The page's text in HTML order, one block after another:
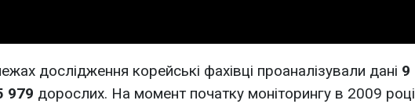
дослідження корейські фахівці проаналізували дані 9
979 дорослих. На момент початку моніторингу в 2009 році